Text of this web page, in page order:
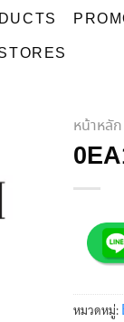
หน้าหลัก
หมวดหมู่: